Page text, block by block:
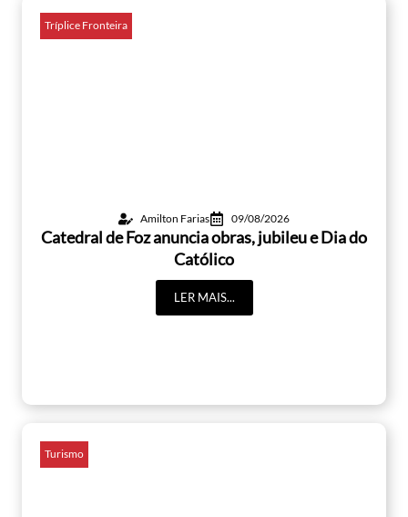
Tríplice Fronteira
Amilton Farias 09/08/2026
Catedral de Foz anuncia obras, jubileu e Dia do
Católico
LER MAIS...
Turismo